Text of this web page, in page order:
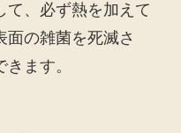
て、必ず熱を加えて
面の雑菌を死滅さ
ます。